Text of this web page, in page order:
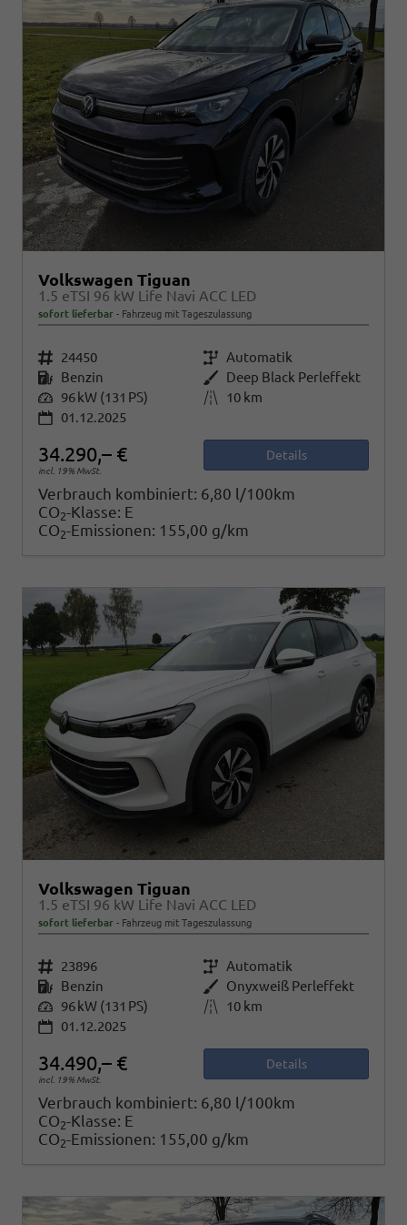
Volkswagen Tiguan
1.5 eTSI 96 kW Life Navi ACC LED
sofort lieferbar Fahrzeug mit Tageszulassung
Fahrzeugnr. 24450 Getriebe Automatik
Kraftstoff Benzin Außenfarbe Deep Black Perleffekt
Leistung 96 kW (131 PS) Kilometerstand
10 km
01.12.2025
34.290,– €
incl. 19% MwSt.
Details
Verbrauch kombiniert: 6,80 l/100km
CO2-Klasse: E
CO2-Emissionen: 155,00 g/km
Volkswagen Tiguan
1.5 eTSI 96 kW Life Navi ACC LED
sofort lieferbar Fahrzeug mit Tageszulassung
Fahrzeugnr. 23896 Getriebe Automatik
Kraftstoff Benzin Außenfarbe Onyxweiß Perleffekt
Leistung 96 kW (131 PS) Kilometerstand
10 km
01.12.2025
34.490,– €
incl. 19% MwSt.
Details
Verbrauch kombiniert: 6,80 l/100km
CO2-Klasse: E
CO2-Emissionen: 155,00 g/km